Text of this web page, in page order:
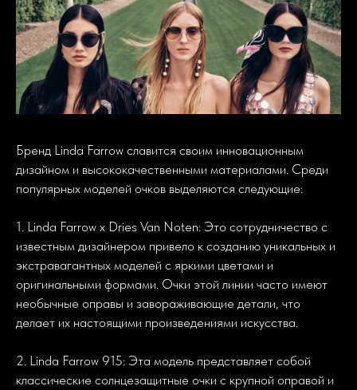
Бренд Linda Farrow славится своим инновационным
дизайном и высококачественными материалами. Среди
популярных моделей очков выделяются следующие:
1. Linda Farrow x Dries Van Noten: Это сотрудничество с
известным дизайнером привело к созданию уникальных и
экстравагантных моделей с яркими цветами и
оригинальными формами. Очки этой линии часто имеют
необычные оправы и завораживающие детали, что
делает их настоящими произведениями искусства.
2. Linda Farrow 915: Эта модель представляет собой
классические солнцезащитные очки с крупной оправой и